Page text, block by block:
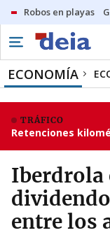
Robos en playas
ECONOMÍA
TRÁFICO
Retenciones
Iberdrola
entre los